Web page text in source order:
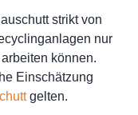
strikt von
nur
können.
Einschätzung
gelten.